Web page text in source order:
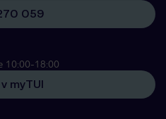
059
10:00-18:00
myTUI